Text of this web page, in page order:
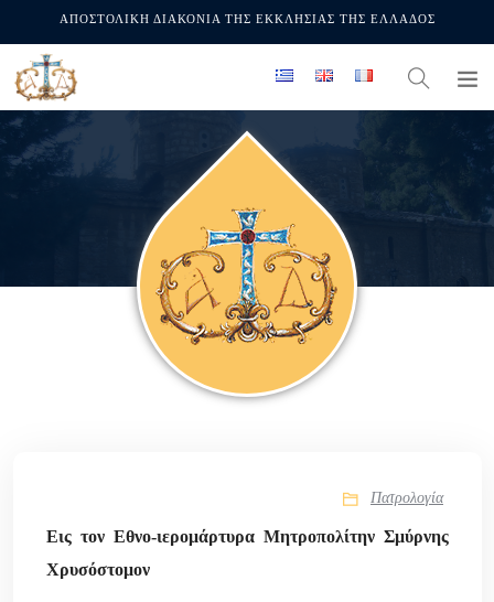
ΑΠΟΣΤΟΛΙΚΗ ΔΙΑΚΟΝΙΑ ΤΗΣ ΕΚΚΛΗΣΙΑΣ ΤΗΣ ΕΛΛΑΔΟΣ
Πατρολογία
Εις τον Εθνο-ιερομάρτυρα Μητροπολίτην Σμύρνης
Χρυσόστομον